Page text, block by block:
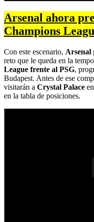
Arsenal ahora
Champions
Con este escenario, Arsenal
reto que le queda en la
League frente al PSG,
Budapest. Antes de ese
visitarán a Crystal Palace
en la tabla de posiciones.